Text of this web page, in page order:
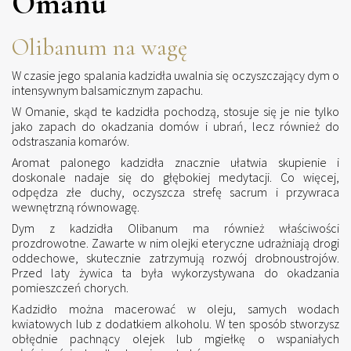
Olibanum na wagę
W czasie jego spalania kadzidła uwalnia się oczyszczający dym o
intensywnym balsamicznym zapachu.
W Omanie, skąd te kadzidła pochodzą, stosuje się je nie tylko
jako zapach do okadzania domów i ubrań, lecz również do
odstraszania komarów.
Aromat palonego kadzidła znacznie ułatwia skupienie i
doskonale nadaje się do głębokiej medytacji. Co więcej,
odpędza złe duchy, oczyszcza strefę sacrum i przywraca
wewnętrzną równowagę.
Dym z kadzidła Olibanum ma również właściwości
prozdrowotne. Zawarte w nim olejki eteryczne udrażniają drogi
oddechowe, skutecznie zatrzymują rozwój drobnoustrojów.
Przed laty żywica ta była wykorzystywana do okadzania
pomieszczeń chorych.
Kadzidło można macerować w oleju, samych wodach
kwiatowych lub z dodatkiem alkoholu. W ten sposób stworzysz
obłędnie pachnący olejek lub mgiełkę o wspaniałych